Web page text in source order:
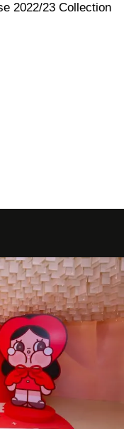
2022/23 Collection